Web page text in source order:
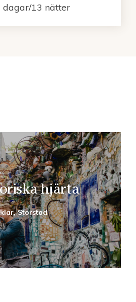
dagar/13 nätter
hjärta
Storstad